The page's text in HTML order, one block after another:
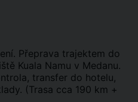
Přeprava trajektem do
Kuala Namu v Medanu.
transfer do hotelu,
(Trasa cca 190 km +